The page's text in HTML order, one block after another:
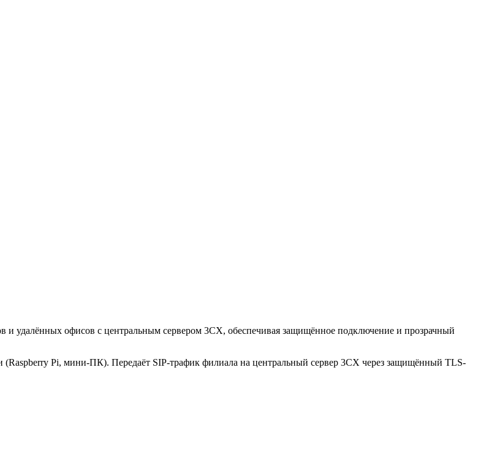
удалённых офисов с центральным сервером 3CX, обеспечивая защищённое подключение и прозрачный
Pi, мини-ПК). Передаёт SIP-трафик филиала на центральный сервер 3CX через защищённый TLS-